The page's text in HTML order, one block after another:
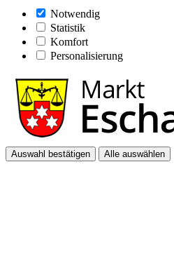
Notwendig
Statistik
Komfort
Personalisierung
Auswahl bestätigen Alle auswählen